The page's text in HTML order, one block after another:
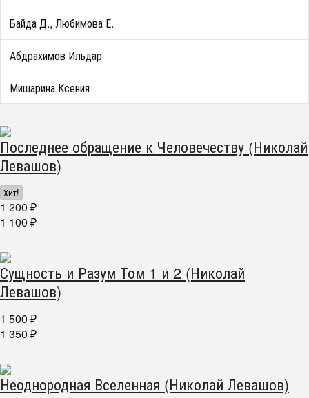
Байда Д., Любимова Е.
Абдрахимов Ильдар
Мишарина Ксения
Последнее обращение к Человечеству (Николай
Левашов)
Хит!
1 200 ₽
1 100 ₽
Сущность и Разум Том 1 и 2 (Николай
Левашов)
1 500 ₽
1 350 ₽
Неоднородная Вселенная (Николай Левашов)